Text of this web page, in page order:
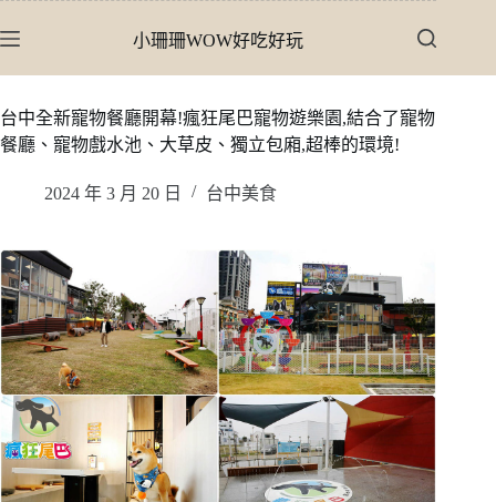
至
內
容
小珊珊WOW好吃好玩
台中全新寵物餐廳開幕!瘋狂尾巴寵物遊樂園,結合了寵物
餐廳、寵物戲水池、大草皮、獨立包廂,超棒的環境!
2024 年 3 月 20 日 台中美食